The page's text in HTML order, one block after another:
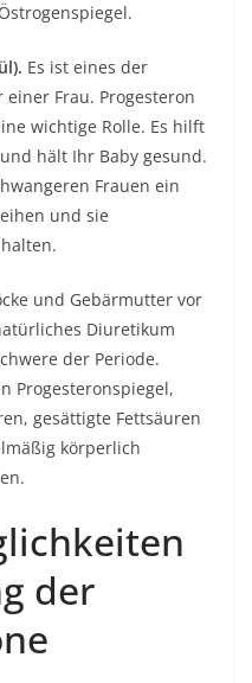
Es ist eines der
Frau. Progesteron
wichtige Rolle. Es hilft
hält Ihr Baby gesund.
Frauen ein
und sie
und Gebärmutter vor
Diuretikum
der Periode.
Progesteronspiegel,
gesättigte Fettsäuren
körperlich
der